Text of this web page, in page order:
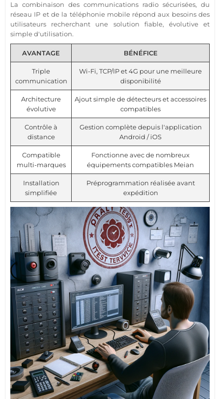
La combinaison des communications radio sécurisées, du
réseau IP et de la téléphonie mobile répond aux besoins des
utilisateurs recherchant une solution fiable, évolutive et
simple d'utilisation.
AVANTAGE BÉNÉFICE
Triple
communication
Wi-Fi, TCP/IP et 4G pour une meilleure
disponibilité
Architecture
évolutive
Ajout simple de détecteurs et accessoires
compatibles
Contrôle à
distance
Gestion complète depuis l'application
Android / iOS
Compatible
multi-marques
Fonctionne avec de nombreux
équipements compatibles Meian
Installation
simplifiée
Préprogrammation réalisée avant
expédition